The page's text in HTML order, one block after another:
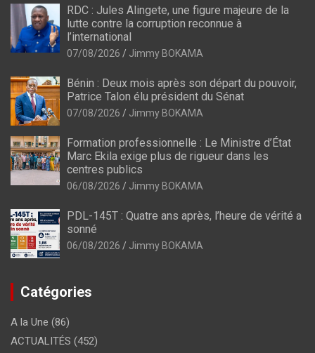
RDC : Jules Alingete, une figure majeure de la
lutte contre la corruption reconnue à
l’international
07/08/2026 Jimmy BOKAMA
Bénin : Deux mois après son départ du pouvoir,
Patrice Talon élu président du Sénat
07/08/2026 Jimmy BOKAMA
Formation professionnelle : Le Ministre d’État
Marc Ekila exige plus de rigueur dans les
centres publics
06/08/2026 Jimmy BOKAMA
PDL-145T : Quatre ans après, l’heure de vérité a
sonné
06/08/2026 Jimmy BOKAMA
Catégories
A la Une (86)
ACTUALITÉS (452)